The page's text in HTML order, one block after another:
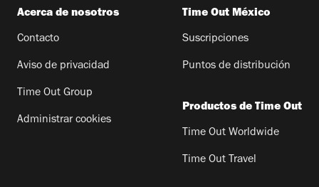
Acerca de nosotros
Contacto
Aviso de privacidad
Time Out Group
Administrar cookies
Time Out México
Suscripciones
Puntos de distribución
Productos de Time Out
Time Out Worldwide
Time Out Travel